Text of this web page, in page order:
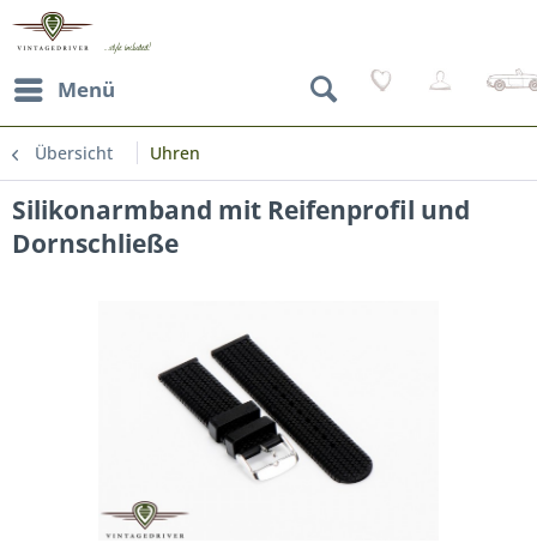
Menü
Übersicht Uhren
Silikonarmband mit Reifenprofil und
Dornschließe